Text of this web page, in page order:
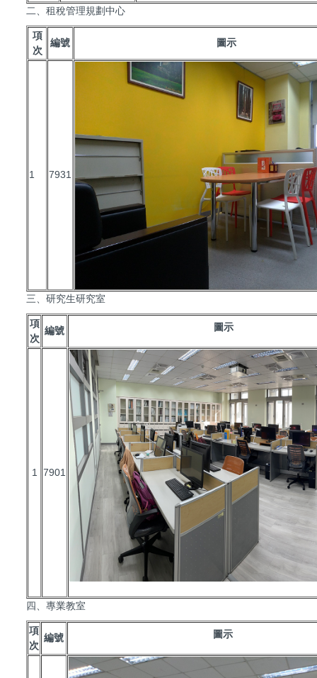
二、租稅管理規劃中心
項
次
編號 圖示
1 7931
三、研究生研究室
項
次
編號 圖示
1 7901
四、專業教室
項
次
編號 圖示